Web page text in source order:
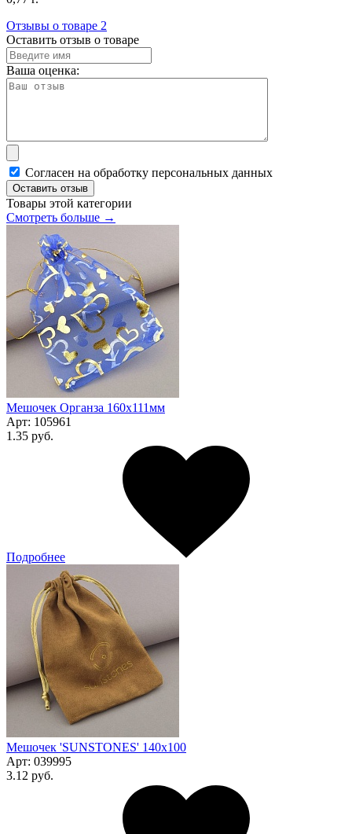
Отзывы о товаре 2
Оставить отзыв о товаре
Ваша оценка:
Согласен на обработку персональных данных
Оставить отзыв
Товары этой категории
Смотреть больше →
Мешочек Органза 160x111мм
Арт: 105961
1.35 руб.
Подробнее
Мешочек 'SUNSTONES' 140х100
Арт: 039995
3.12 руб.